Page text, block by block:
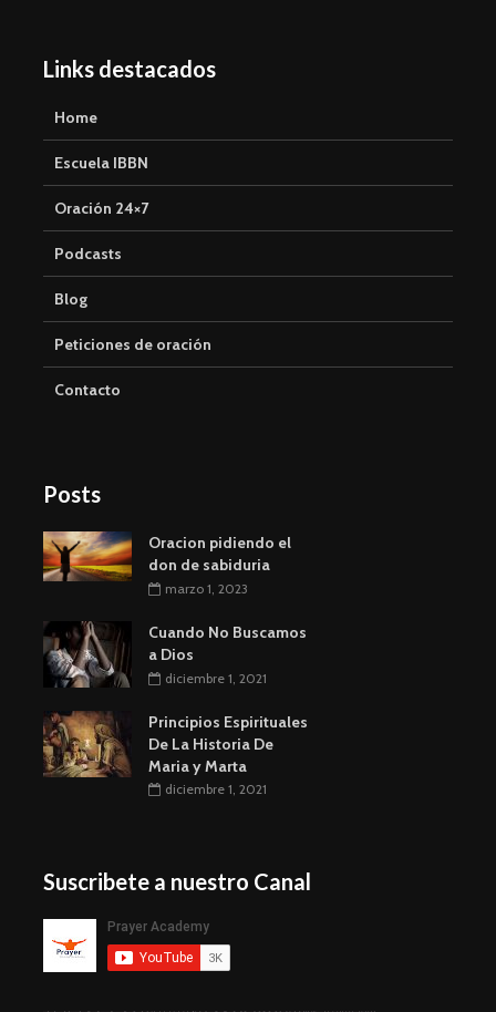
Links destacados
Home
Escuela IBBN
Oración 24×7
Podcasts
Blog
Peticiones de oración
Contacto
Posts
Oracion pidiendo el
don de sabiduria
marzo 1, 2023
Cuando No Buscamos
a Dios
diciembre 1, 2021
Principios Espirituales
De La Historia De
Maria y Marta
diciembre 1, 2021
Suscribete a nuestro Canal